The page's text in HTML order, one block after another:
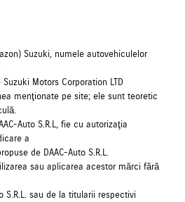
Suzuki, numele autovehiculelor
Motors Corporation LTD
menţionate pe site; ele sunt teoretic
Auto S.R.L, fie cu autorizaţia
a
de DAAC-Auto S.R.L.
sau aplicarea acestor mărci fără
S.R.L. sau de la titularii respectivi